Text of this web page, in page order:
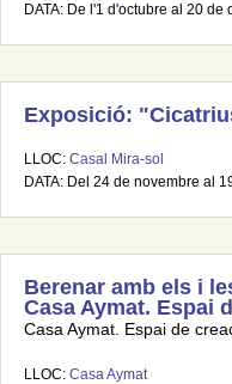
DATA: De l'1 d'octubre al 20 de
Exposició:
LLOC: Casal Mira-sol
DATA: Del 24 de novembre al
Berenar amb els i
Casa Aymat. Espai
Casa Aymat. Espai de
LLOC: Casa Aymat